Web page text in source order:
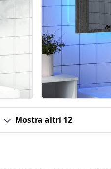
Mostra altri 12